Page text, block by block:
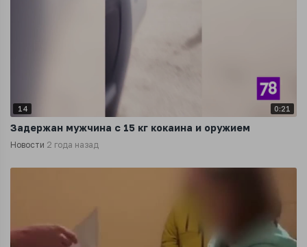
14 0:21
Задержан мужчина с 15 кг кокаина и оружием
Новости 2 года назад